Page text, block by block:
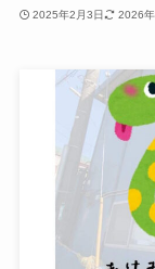
2025年2月3日 2026